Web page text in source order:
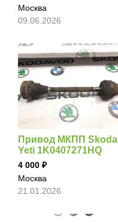
Москва
09.06.2026
Привод МКПП Skoda
Yeti 1K0407271HQ
4 000
Москва
21.01.2026